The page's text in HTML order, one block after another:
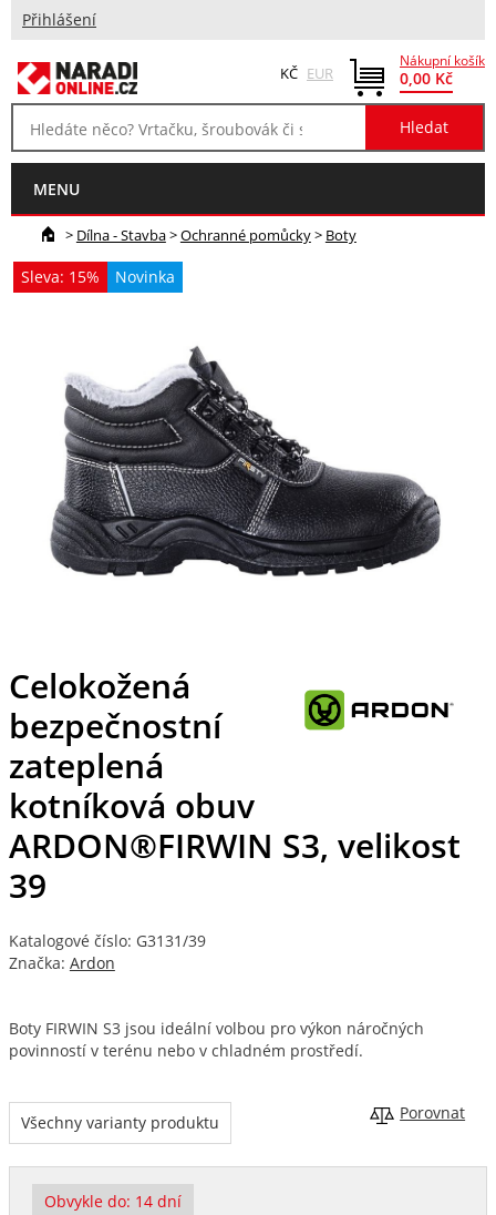
Přihlášení
Nákupní košík
0,00 Kč
KČ EUR
MENU
> Dílna - Stavba>Ochranné pomůcky> Boty
Sleva: 15% Novinka
Celokožená
bezpečnostní
zateplená
kotníková obuv
ARDON®FIRWIN S3, velikost
39
Katalogové číslo: G3131/39
Značka: Ardon
Boty FIRWIN S3 jsou ideální volbou pro výkon náročných
povinností v terénu nebo v chladném prostředí.
Porovnat
Všechny varianty produktu
Obvykle do: 14 dní